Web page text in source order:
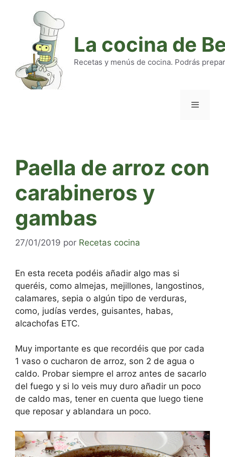
La cocina de
Recetas y menús de cocina. Podrás
Paella de arroz con
carabineros y
gambas
27/01/2019 por Recetas cocina
En esta receta podéis añadir algo mas si
queréis, como almejas, mejillones, langostinos,
calamares, sepia o algún tipo de verduras,
como, judías verdes, guisantes, habas,
alcachofas ETC.
Muy importante es que recordéis que por cada
1 vaso o cucharon de arroz, son 2 de agua o
caldo. Probar siempre el arroz antes de sacarlo
del fuego y si lo veis muy duro añadir un poco
de caldo mas, tener en cuenta que luego tiene
que reposar y ablandara un poco.